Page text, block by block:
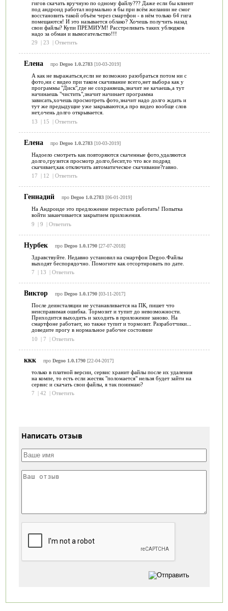
гигов скачать вручную по одному файлу??? Даже если бы клиент
под андроид работал нормально я бы при всём желании не смог
восстановить такой объём через смартфон - в нём только 64 гига
помещаются! И это называется облако? Хочешь получить назад
свои файлы? Купи ПРЕМИУМ! Расстреливать таких ублюдков
надо за обман и вымогательство!!!
29
| 23 | Ответить
Елена про Degoo 1.0.2783[10-03-2019]
А как не выражаться,если не возможно разобраться потом ни с
фото,ни с видео при таком скачивание всего,нет выбора как у
программы "Диск",где не сохраняешь,значит не качаешь,а тут
начинаешь "чистить",значит начинает программа
зависать,хочешь просмотреть фото,значит надо долго ждать и
тут же предыдущие уже закрываются,а про видео вообще слов
нет,очень долго открывается.
13
| 15 | Ответить
Елена про Degoo 1.0.2783[10-03-2019]
Надоело смотреть как повторяются скаченные фото,удаляются
долго,грузится просмотр долго,бесит,то что все подряд
скачивает,как отключить автоматическое скачивание?гавно.
17
| 12 | Ответить
Геннадий про Degoo 1.0.2783[06-01-2019]
На Андроиде это предложение перестало работать! Попытка
войти заканчивается закрытием приложения.
9
| 9 | Ответить
Нурбек про Degoo 1.0.1790[27-07-2018]
Здравствуйте. Недавно установил на смартфон Degoo.Файлы
выходят беспорядочно. Помогите как отсортировать по дате.
7
| 13 | Ответить
Виктор про Degoo 1.0.1790[03-11-2017]
После деинсталяции не устанавливается на ПК, пишет что
неисправимая ошибка. Тормозит и тупит до невозможности.
Приходится выходить и заходить в приложение заново. На
смартфоне работает, но также тупит и тормозит. Разработчики...
доведите прогу в нормальное рабочее состояние
10
| 7 | Ответить
ккк про Degoo 1.0.1790[22-04-2017]
только в платной версии, сервис хранит файлы после их удаления
на компе, то есть если жестяк "поломается" нельзя будет зайти на
сервис и скачать свои файлы, я так понимаю?
7
| 42 | Ответить
Написать отзыв